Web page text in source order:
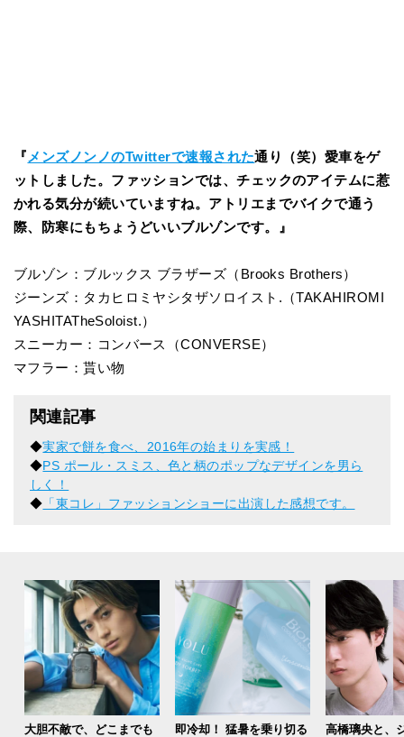
『 メンズノンノのTwitterで速報された通り（笑）愛車をゲ
ットしました。ファッションでは、チェックのアイテムに惹
かれる気分が続いていますね。アトリエまでバイクで通う
際、防寒にもちょうどいいブルゾンです。』
ブルゾン：ブルックス ブラザーズ（Brooks Brothers）
ジーンズ：タカヒロミヤシタザソロイスト.（TAKAHIROMI
YASHITATheSoloist.）
スニーカー：コンバース（CONVERSE）
マフラー：貰い物
関連記事
◆実家で餅を食べ、2016年の始まりを実感！
◆PS ポール・スミス、色と柄のポップなデザインを男ら
しく！
◆ 「東コレ」ファッションショーに出演した感想です。
大胆不敵で、どこまでも
即冷却！ 猛暑を乗り切る
高橋璃央と、